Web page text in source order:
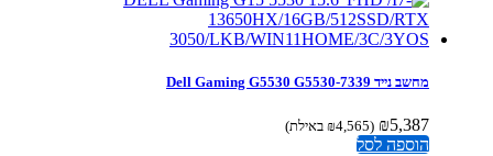
מחשב נייד Dell Gaming G5530 G5530-7339
₪5,387
(
₪4,565 באילת)
הוספה לסל